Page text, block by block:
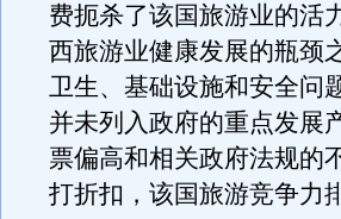
费扼杀了该国旅游业的活
西旅游业健康发展的瓶颈
卫生、基础设施和安全问
并未列入政府的重点发展
票偏高和相关政府法规的
打折扣，该国旅游竞争力